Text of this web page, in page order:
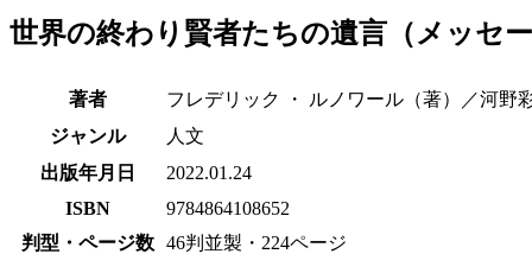
世界の終わり賢者たちの遺言（メッセー
著者
フレデリック ・ ルノワール（著）／河野
ジャンル
人文
出版年月日
2022.01.24
ISBN
9784864108652
判型・ページ数 46判並製・224ページ